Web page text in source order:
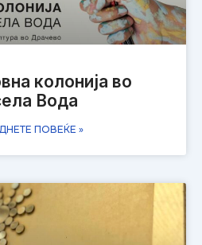
колонија во
Вода
ПОВЕЌЕ »